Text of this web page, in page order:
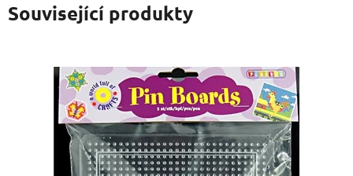
Související produkty